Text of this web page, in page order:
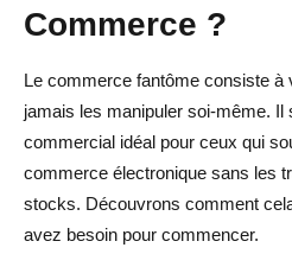
Commerce ?
Le commerce fantôme consiste à
jamais les manipuler soi-même. Il
commercial idéal pour ceux qui
commerce électronique sans les
stocks. Découvrons comment
avez besoin pour commencer.